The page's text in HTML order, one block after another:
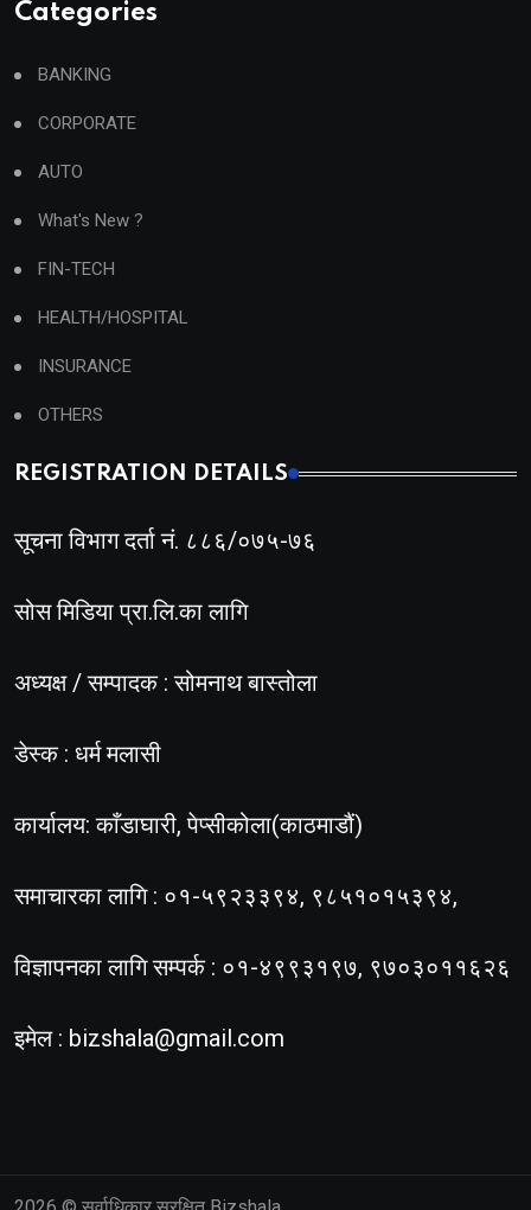
Categories
BANKING
CORPORATE
AUTO
What's New ?
FIN-TECH
HEALTH/HOSPITAL
INSURANCE
OTHERS
REGISTRATION DETAILS
सूचना विभाग दर्ता नं. ८८६/०७५-७६
सोस मिडिया प्रा.लि.का लागि
अध्यक्ष / सम्पादक : सोमनाथ बास्तोला
डेस्क : धर्म मलासी
कार्यालय: काँडाघारी, पेप्सीकोला(काठमाडौं)
समाचारका लागि : ०१-५९२३३९४, ९८५१०१५३९४,
विज्ञापनका लागि सम्पर्क : ०१-४९९३१९७, ९७०३०११६२६
इमेल : bizshala@gmail.com